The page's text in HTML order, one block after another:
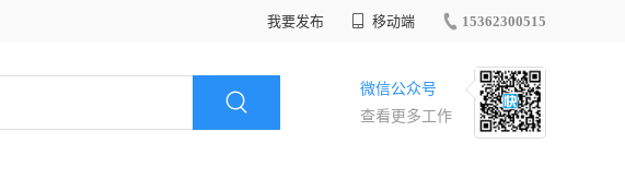
我要发布 移动端 15362300515
微信公众号
查看更多工作